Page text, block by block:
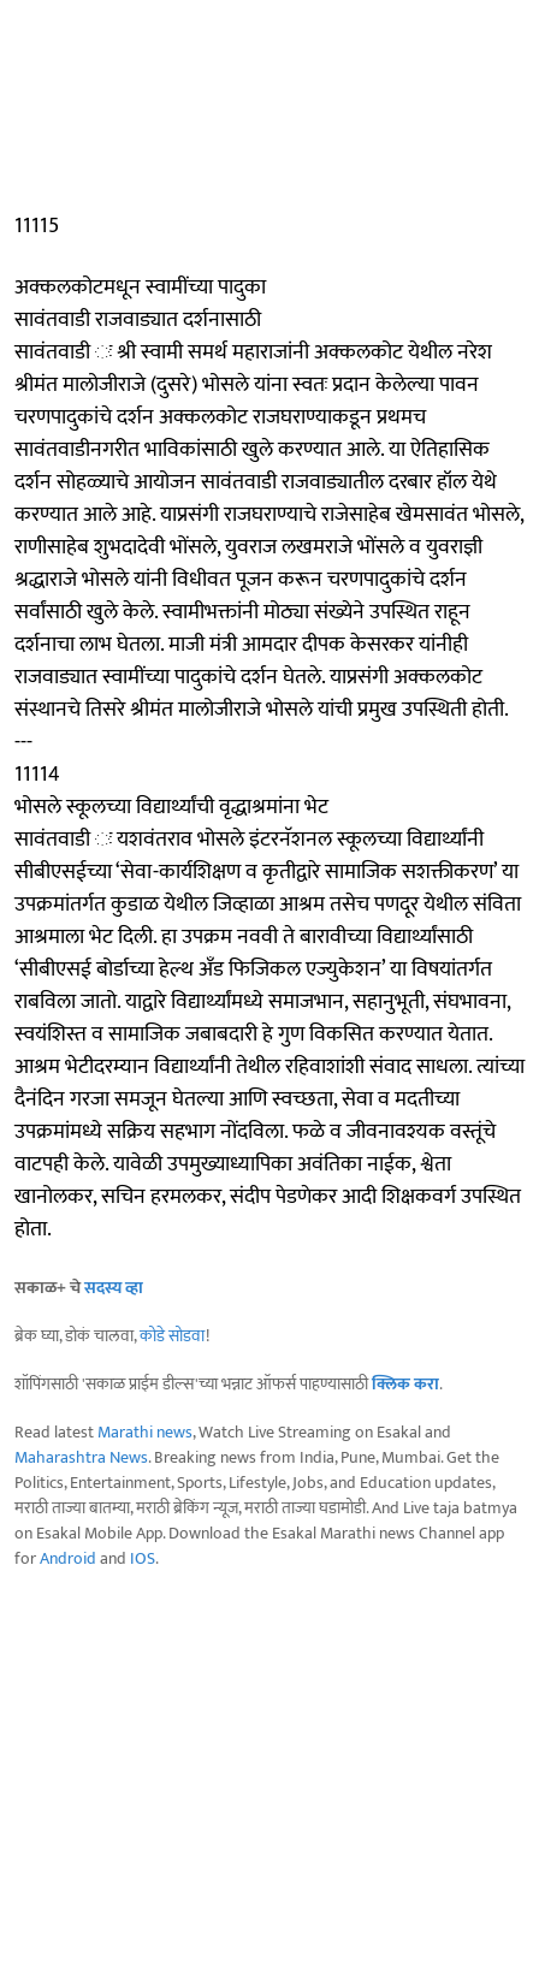
11115
अक्कलकोटमधून स्वामींच्या पादुका
सावंतवाडी राजवाड्यात दर्शनासाठी
सावंतवाडी ः श्री स्वामी समर्थ महाराजांनी अक्कलकोट येथील नरेश
श्रीमंत मालोजीराजे (दुसरे) भोसले यांना स्वतः प्रदान केलेल्या पावन
चरणपादुकांचे दर्शन अक्कलकोट राजघराण्याकडून प्रथमच
सावंतवाडीनगरीत भाविकांसाठी खुले करण्यात आले. या ऐतिहासिक
दर्शन सोहळ्याचे आयोजन सावंतवाडी राजवाड्यातील दरबार हॉल येथे
करण्यात आले आहे. याप्रसंगी राजघराण्याचे राजेसाहेब खेमसावंत भोसले,
राणीसाहेब शुभदादेवी भोंसले, युवराज लखमराजे भोंसले व युवराज्ञी
श्रद्धाराजे भोसले यांनी विधीवत पूजन करून चरणपादुकांचे दर्शन
सर्वांसाठी खुले केले. स्वामीभक्तांनी मोठ्या संख्येने उपस्थित राहून
दर्शनाचा लाभ घेतला. माजी मंत्री आमदार दीपक केसरकर यांनीही
राजवाड्यात स्वामींच्या पादुकांचे दर्शन घेतले. याप्रसंगी अक्कलकोट
संस्थानचे तिसरे श्रीमंत मालोजीराजे भोसले यांची प्रमुख उपस्थिती होती.
---
11114
भोसले स्कूलच्या विद्यार्थ्यांची वृद्धाश्रमांना भेट
सावंतवाडी ः यशवंतराव भोसले इंटरनॅशनल स्कूलच्या विद्यार्थ्यांनी
सीबीएसईच्या ‘सेवा-कार्यशिक्षण व कृतीद्वारे सामाजिक सशक्तीकरण’ या
उपक्रमांतर्गत कुडाळ येथील जिव्हाळा आश्रम तसेच पणदूर येथील संविता
आश्रमाला भेट दिली. हा उपक्रम नववी ते बारावीच्या विद्यार्थ्यांसाठी
‘सीबीएसई बोर्डाच्या हेल्थ अँड फिजिकल एज्युकेशन’ या विषयांतर्गत
राबविला जातो. याद्वारे विद्यार्थ्यांमध्ये समाजभान, सहानुभूती, संघभावना,
स्वयंशिस्त व सामाजिक जबाबदारी हे गुण विकसित करण्यात येतात.
आश्रम भेटीदरम्यान विद्यार्थ्यांनी तेथील रहिवाशांशी संवाद साधला. त्यांच्या
दैनंदिन गरजा समजून घेतल्या आणि स्वच्छता, सेवा व मदतीच्या
उपक्रमांमध्ये सक्रिय सहभाग नोंदविला. फळे व जीवनावश्यक वस्तूंचे
वाटपही केले. यावेळी उपमुख्याध्यापिका अवंतिका नाईक, श्वेता
खानोलकर, सचिन हरमलकर, संदीप पेडणेकर आदी शिक्षकवर्ग उपस्थित
होता.
सकाळ+ चेसदस्य व्हा
ब्रेक घ्या, डोकं चालवा,कोडे सोडवा!
शॉपिंगसाठी 'सकाळ प्राईम डील्स'च्या भन्नाट ऑफर्स पाहण्यासाठीक्लिक करा.
Read latestMarathi news, Watch Live Streaming on Esakal and
Maharashtra News. Breaking news from India, Pune, Mumbai. Get the
Politics, Entertainment, Sports, Lifestyle, Jobs, and Education updates,
मराठी ताज्या बातम्या, मराठी ब्रेकिंग न्यूज, मराठी ताज्या घडामोडी. And Live taja batmya
on Esakal Mobile App. Download the Esakal Marathi news Channel app
forAndroidand IOS.